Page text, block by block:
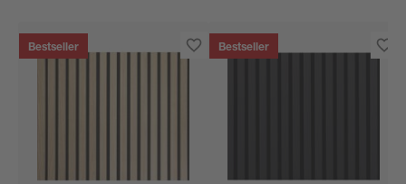
Bestseller Bestseller